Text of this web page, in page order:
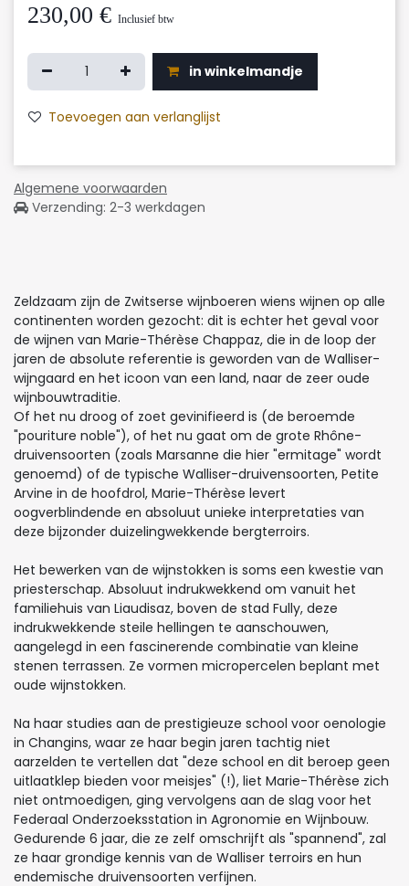
230,00 € Inclusief btw
in winkelmandje
Toevoegen aan verlanglijst
Algemene voorwaarden
Verzending: 2-3 werkdagen
Zeldzaam zijn de Zwitserse wijnboeren wiens wijnen op alle
continenten worden gezocht: dit is echter het geval voor
de wijnen van Marie-Thérèse Chappaz, die in de loop der
jaren de absolute referentie is geworden van de Walliser-
wijngaard en het icoon van een land, naar de zeer oude
wijnbouwtraditie.
Of het nu droog of zoet gevinifieerd is (de beroemde
"pouriture noble"), of het nu gaat om de grote Rhône-
druivensoorten (zoals Marsanne die hier "ermitage" wordt
genoemd) of de typische Walliser-druivensoorten, Petite
Arvine in de hoofdrol, Marie-Thérèse levert
oogverblindende en absoluut unieke interpretaties van
deze bijzonder duizelingwekkende bergterroirs.
Het bewerken van de wijnstokken is soms een kwestie van
priesterschap. Absoluut indrukwekkend om vanuit het
familiehuis van Liaudisaz, boven de stad Fully, deze
indrukwekkende steile hellingen te aanschouwen,
aangelegd in een fascinerende combinatie van kleine
stenen terrassen. Ze vormen micropercelen beplant met
oude wijnstokken.
Na haar studies aan de prestigieuze school voor oenologie
in Changins, waar ze haar begin jaren tachtig niet
aarzelden te vertellen dat "deze school en dit beroep geen
uitlaatklep bieden voor meisjes" (!), liet Marie-Thérèse zich
niet ontmoedigen, ging vervolgens aan de slag voor het
Federaal Onderzoeksstation in Agronomie en Wijnbouw.
Gedurende 6 jaar, die ze zelf omschrijft als "spannend", zal
ze haar grondige kennis van de Walliser terroirs en hun
endemische druivensoorten verfijnen.